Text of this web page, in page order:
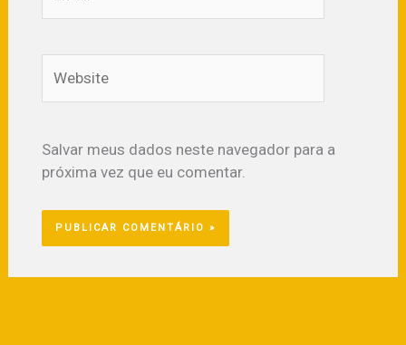
Salvar meus dados neste navegador para a
próxima vez que eu comentar.